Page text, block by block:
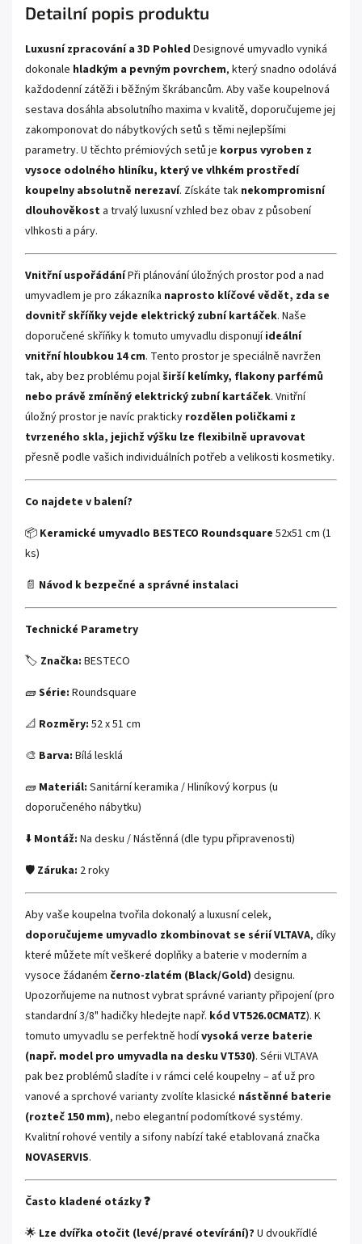
Detailní popis produktu
Luxusní zpracování a 3D Pohled Designové umyvadlo vyniká
dokonale hladkým a pevným povrchem, který snadno odolává
každodenní zátěži i běžným škrábancům. Aby vaše koupelnová
sestava dosáhla absolutního maxima v kvalitě, doporučujeme jej
zakomponovat do nábytkových setů s těmi nejlepšími
parametry. U těchto prémiových setů je korpus vyroben z
vysoce odolného hliníku, který ve vlhkém prostředí
koupelny absolutně nerezaví. Získáte tak nekompromisní
dlouhověkost a trvalý luxusní vzhled bez obav z působení
vlhkosti a páry.
Vnitřní uspořádáníPři plánování úložných prostor pod a nad
umyvadlem je pro zákazníka naprosto klíčové vědět, zda se
dovnitř skříňky vejde elektrický zubní kartáček. Naše
doporučené skříňky k tomuto umyvadlu disponujíideální
vnitřní hloubkou 14 cm. Tento prostor je speciálně navržen
tak, aby bez problému pojalširší kelímky, flakony parfémů
nebo právě zmíněný elektrický zubní kartáček. Vnitřní
úložný prostor je navíc prakticky rozdělen poličkami z
tvrzeného skla, jejichž výšku lze flexibilně upravovat
přesně podle vašich individuálních potřeb a velikosti kosmetiky.
Co najdete v balení?
📦 Keramické umyvadlo BESTECO Roundsquare 52x51 cm (1
ks)
📄 Návod k bezpečné a správné instalaci
Technické Parametry
🏷️ Značka: BESTECO
🧱Série: Roundsquare
📐 Rozměry: 52 x 51 cm
🎨 Barva: Bílá lesklá
🧱 Materiál: Sanitární keramika / Hliníkový korpus (u
doporučeného nábytku)
⬇️ Montáž: Na desku / Nástěnná (dle typu připravenosti)
🛡️ Záruka: 2 roky
Aby vaše koupelna tvořila dokonalý a luxusní celek,
doporučujeme umyvadlo zkombinovat se sérií VLTAVA, díky
které můžete mít veškeré doplňky a baterie v moderním a
vysoce žádaném černo-zlatém (Black/Gold) designu.
Upozorňujeme na nutnost vybrat správné varianty připojení (pro
standardní 3/8" hadičky hledejte např. kód VT526.0CMATZ). K
tomuto umyvadlu se perfektně hodívysoká verze baterie
(např. model pro umyvadla na desku VT530). Sérii VLTAVA
pak bez problémů sladíte i v rámci celé koupelny – ať už pro
vanové a sprchové varianty zvolíte klasické nástěnné baterie
(rozteč 150 mm), nebo elegantní podomítkové systémy.
Kvalitní rohové ventily a sifony nabízí také etablovaná značka
NOVASERVIS.
Často kladené otázky ❓
🌟 Lze dvířka otočit (levé/pravé otevírání)? U dvoukřídlé